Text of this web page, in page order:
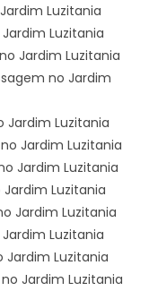
Luzitania
Luzitania
Jardim Luzitania
no Jardim
Jardim Luzitania
Jardim Luzitania
Jardim Luzitania
Luzitania
Jardim Luzitania
Luzitania
Luzitania
Jardim Luzitania